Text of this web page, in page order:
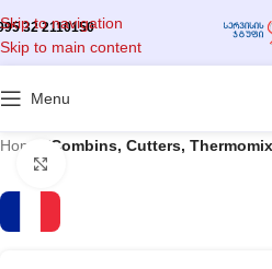
Skip to navigation
Skip to main content
32 2110150
Menu
Home Combins, Cutters,